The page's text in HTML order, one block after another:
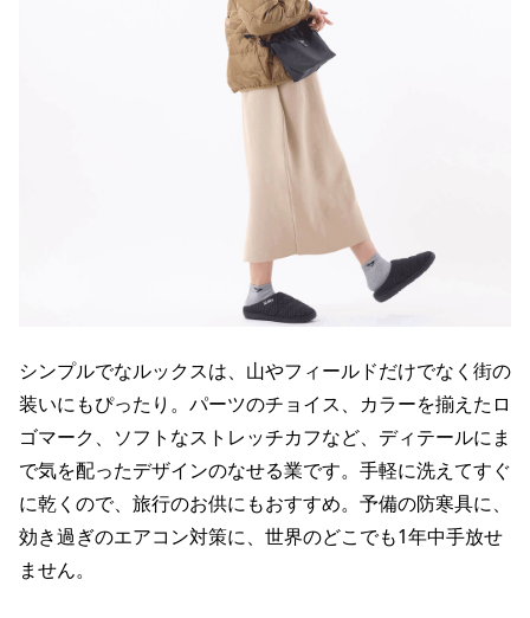
シンプルでなルックスは、山やフィールドだけでなく街の
装いにもぴったり。パーツのチョイス、カラーを揃えたロ
ゴマーク、ソフトなストレッチカフなど、ディテールにま
で気を配ったデザインのなせる業です。手軽に洗えてすぐ
に乾くので、旅行のお供にもおすすめ。予備の防寒具に、
効き過ぎのエアコン対策に、世界のどこでも1年中手放せ
ません。